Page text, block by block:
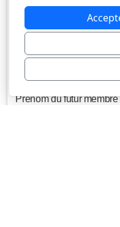
Prénom du futur membre